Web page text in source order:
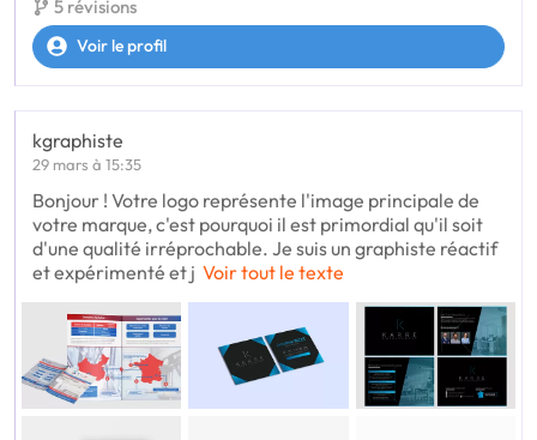
5 révisions
Voir le profil
kgraphiste
29 mars à 15:35
Bonjour ! Votre logo représente l'image principale de
votre marque, c'est pourquoi il est primordial qu'il soit
d'une qualité irréprochable. Je suis un graphiste réactif
et expérimenté et j Voir tout le texte